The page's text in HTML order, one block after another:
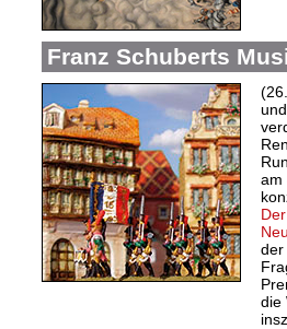
Franz Schuberts
am
der
die